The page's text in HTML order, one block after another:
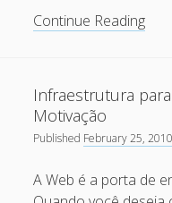
tuxtrackonOtimizando
nginx no Debian
Archives
September 2024
Continue Reading
1
–
Infraestrutura
Motivação
Published February 25, 2010
A Web é a porta de